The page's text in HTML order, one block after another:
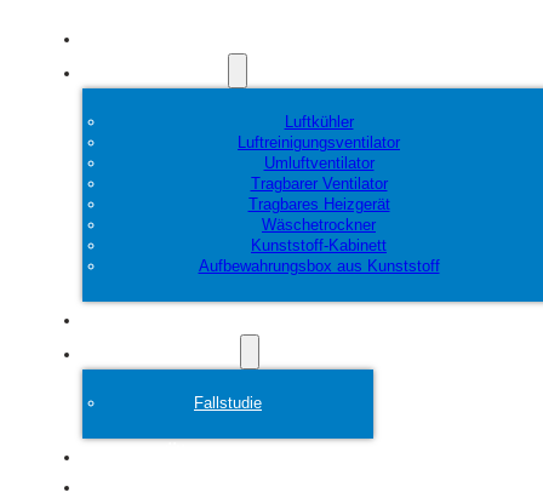
Luftkühler
Luftreinigungsventilator
Umluftventilator
Tragbarer Ventilator
Tragbares Heizgerät
Wäschetrockner
Kunststoff-Kabinett
Aufbewahrungsbox aus Kunststoff
Fallstudie